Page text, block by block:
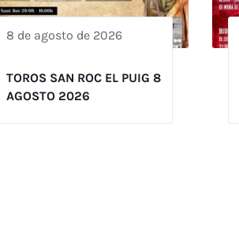
8 de agosto de 2026
TOROS SAN ROC EL PUIG 8
AGOSTO 2026